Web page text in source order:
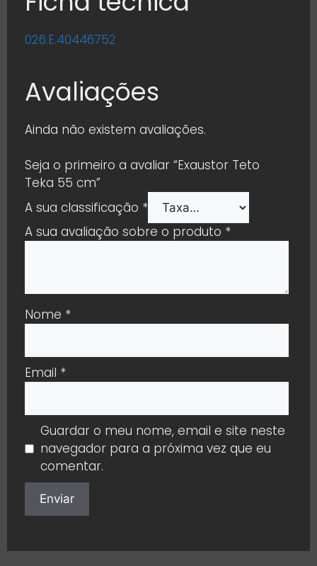
026.E.40446752
Avaliações
Ainda não existem avaliações.
Seja o primeiro a avaliar “Exaustor Teto
Teka 55 cm”
A sua classificação *
A sua avaliação sobre o produto *
Nome *
Email *
Guardar o meu nome, email e site neste
navegador para a próxima vez que eu
comentar.